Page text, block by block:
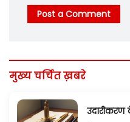
Post a Comment
मुख्य चर्चित ख़बरे
उदारीकरण